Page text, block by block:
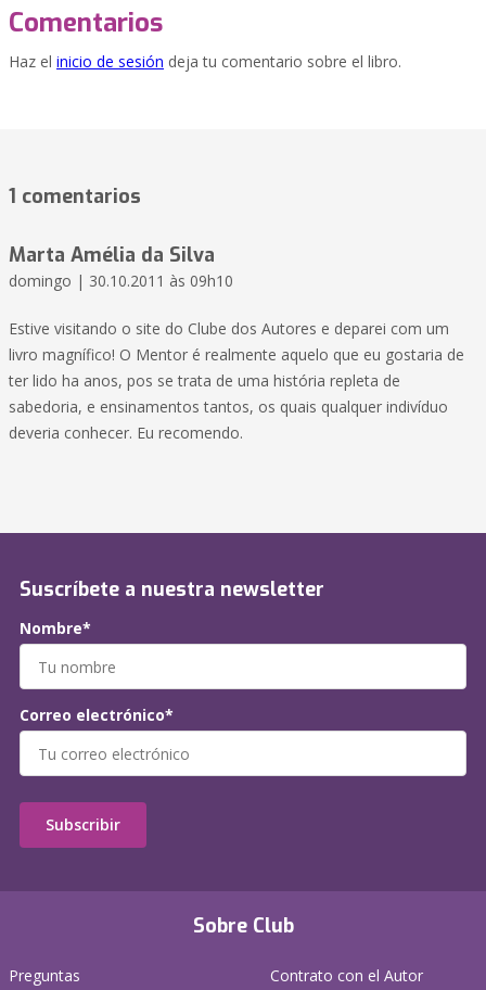
Comentarios
Haz el inicio de sesión deja tu comentario sobre el libro.
1 comentarios
Marta Amélia da Silva
domingo | 30.10.2011 às 09h10
Estive visitando o site do Clube dos Autores e deparei com um
livro magnífico! O Mentor é realmente aquelo que eu gostaria de
ter lido ha anos, pos se trata de uma história repleta de
sabedoria, e ensinamentos tantos, os quais qualquer indivíduo
deveria conhecer. Eu recomendo.
Sobre Club
Preguntas
Contrato con el Autor
Suscríbete a nuestra newsletter
Nombre*
Correo electrónico*
Subscribir